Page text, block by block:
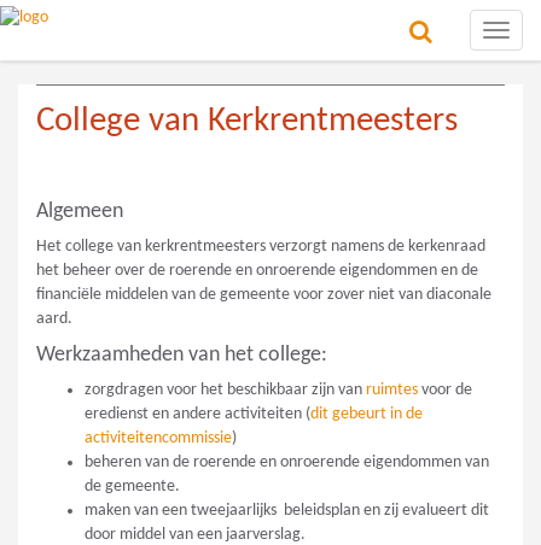
Toggle
College van Kerkrentmeesters
Algemeen
Het college van kerkrentmeesters verzorgt namens de kerkenraad
het beheer over de roerende en onroerende eigendommen en de
financiële middelen van de gemeente voor zover niet van diaconale
aard.
Werkzaamheden van het college:
zorgdragen voor het beschikbaar zijn van ruimtes voor de
eredienst en andere activiteiten (dit gebeurt in de
activiteitencommissie)
beheren van de roerende en onroerende eigendommen van
de gemeente.
maken van een tweejaarlijks beleidsplan en zij evalueert dit
door middel van een jaarverslag.